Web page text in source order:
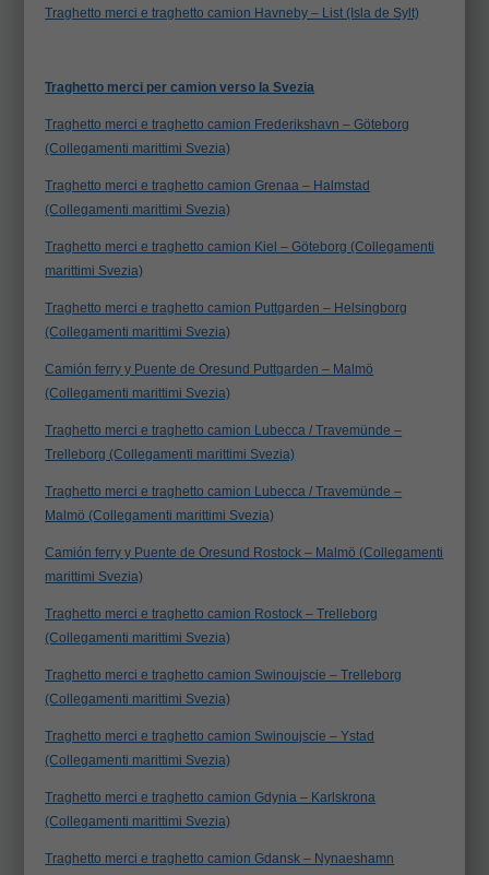
Traghetto merci e traghetto camion Havneby – List (Isla de Sylt)
Traghetto merci per camion verso la Svezia
Traghetto merci e traghetto camion Frederikshavn – Göteborg
(Collegamenti marittimi Svezia)
Traghetto merci e traghetto camion Grenaa – Halmstad
(Collegamenti marittimi Svezia)
Traghetto merci e traghetto camion Kiel – Göteborg (Collegamenti
marittimi Svezia)
Traghetto merci e traghetto camion Puttgarden – Helsingborg
(Collegamenti marittimi Svezia)
Camión ferry y Puente de Oresund Puttgarden – Malmö
(Collegamenti marittimi Svezia)
Traghetto merci e traghetto camion Lubecca / Travemünde –
Trelleborg (Collegamenti marittimi Svezia)
Traghetto merci e traghetto camion Lubecca / Travemünde –
Malmö (Collegamenti marittimi Svezia)
Camión ferry y Puente de Oresund Rostock – Malmö (Collegamenti
marittimi Svezia)
Traghetto merci e traghetto camion Rostock – Trelleborg
(Collegamenti marittimi Svezia)
Traghetto merci e traghetto camion Swinoujscie – Trelleborg
(Collegamenti marittimi Svezia)
Traghetto merci e traghetto camion Swinoujscie – Ystad
(Collegamenti marittimi Svezia)
Traghetto merci e traghetto camion Gdynia – Karlskrona
(Collegamenti marittimi Svezia)
Traghetto merci e traghetto camion Gdansk – Nynaeshamn